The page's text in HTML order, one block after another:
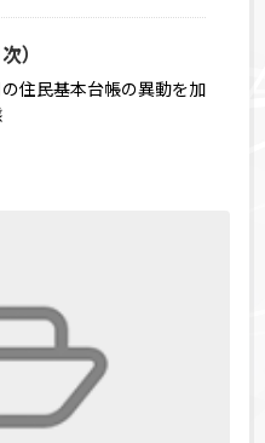
）
住民基本台帳の異動を加